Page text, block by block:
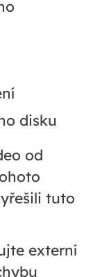
disku
od
tuto
externí